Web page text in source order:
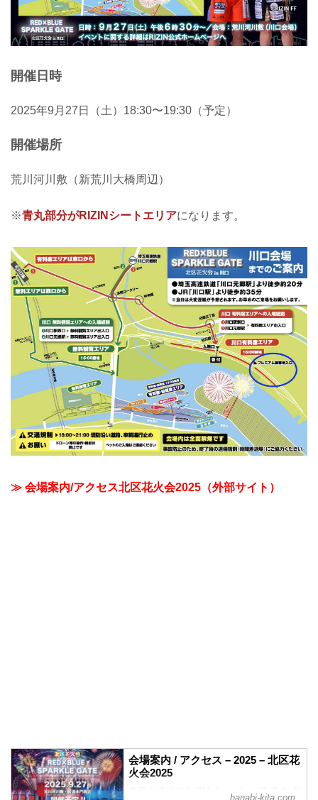
開催日時
2025年9月27日（土）18:30〜19:30（予定）
開催場所
荒川河川敷（新荒川大橋周辺）
※青丸部分がRIZINシートエリアになります。
≫ 会場案内/アクセス北区花火会2025（外部サイト）
会場案内 / アクセス – 2025 – 北区花
火会2025
赤羽会場川口会場kkday tickets(準備中)赤
hanabi-kita.com